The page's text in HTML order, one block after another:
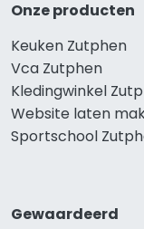
Onze producten
Keuken Zutphen
Vca Zutphen
Kledingwinkel
Website laten
Sportschool
Gewaardeerd